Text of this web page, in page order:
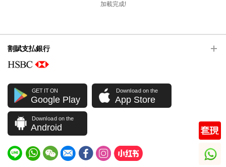
加載完成!
割賦支払銀行
GET IT ON
Google Play
Download on the
App Store
Download on the
Android